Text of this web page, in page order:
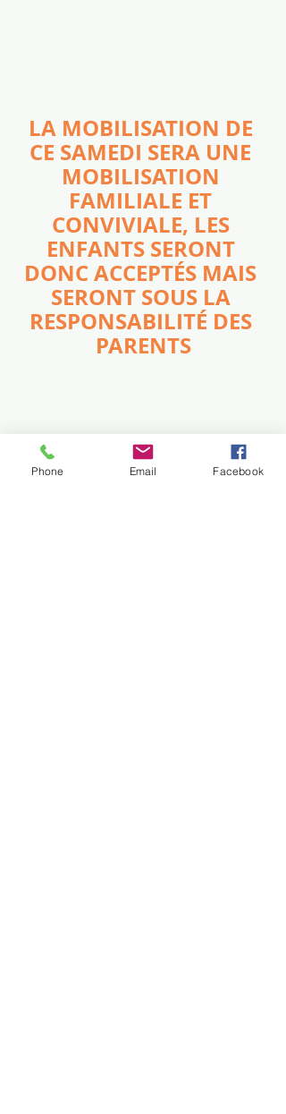
LA MOBILISATION DE
CE SAMEDI SERA UNE
MOBILISATION
FAMILIALE ET
CONVIVIALE, LES
ENFANTS SERONT
DONC ACCEPTÉS MAIS
SERONT SOUS LA
RESPONSABILITÉ DES
PARENTS
MOBILISATION
Phone Email Facebook